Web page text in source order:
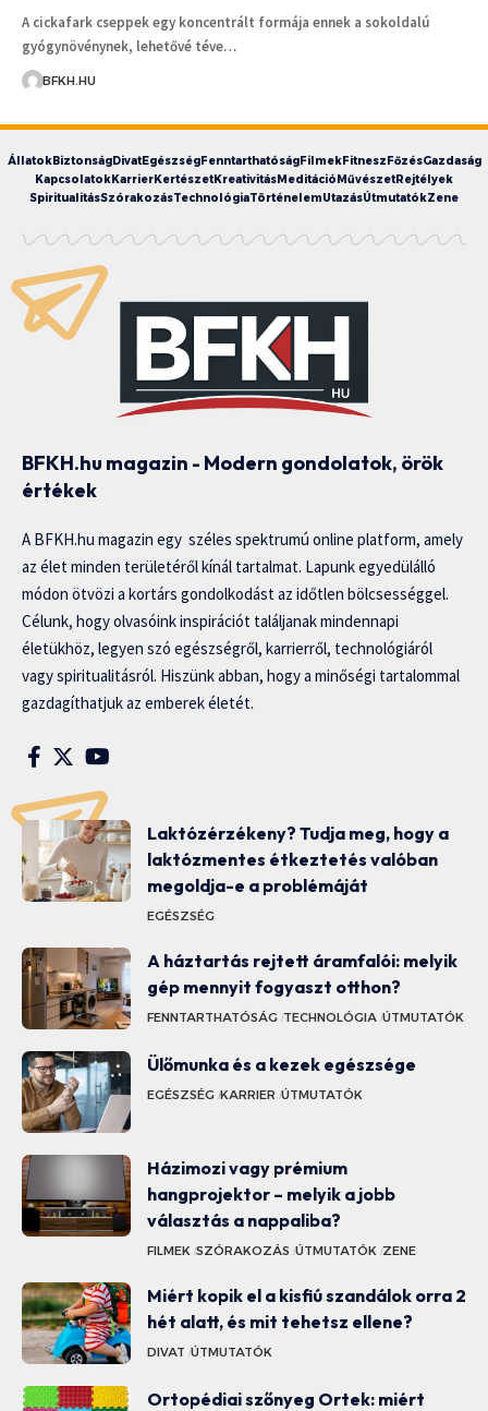
A cickafark cseppek egy koncentrált formája ennek a sokoldalú
gyógynövénynek, lehetővé téve…
BFKH.HU
ÁllatokBiztonságDivatEgészségFenntarthatóságFilmekFitneszFőzésGazdaság
KapcsolatokKarrierKertészetKreativitásMeditációMűvészetRejtélyek
SpiritualitásSzórakozásTechnológiaTörténelemUtazásÚtmutatókZene
BFKH.hu magazin - Modern gondolatok, örök
értékek
A BFKH.hu magazin egy széles spektrumú online platform, amely
az élet minden területéről kínál tartalmat. Lapunk egyedülálló
módon ötvözi a kortárs gondolkodást az időtlen bölcsességgel.
Célunk, hogy olvasóink inspirációt találjanak mindennapi
életükhöz, legyen szó egészségről, karrierről, technológiáról
vagy spiritualitásról. Hiszünk abban, hogy a minőségi tartalommal
gazdagíthatjuk az emberek életét.
Laktózérzékeny? Tudja meg, hogy a
laktózmentes étkeztetés valóban
megoldja-e a problémáját
EGÉSZSÉG
A háztartás rejtett áramfalói: melyik
gép mennyit fogyaszt otthon?
FENNTARTHATÓSÁG TECHNOLÓGIA ÚTMUTATÓK
Ülőmunka és a kezek egészsége
EGÉSZSÉG KARRIER ÚTMUTATÓK
Házimozi vagy prémium
hangprojektor – melyik a jobb
választás a nappaliba?
FILMEK SZÓRAKOZÁS ÚTMUTATÓK ZENE
Miért kopik el a kisfiú szandálok orra 2
hét alatt, és mit tehetsz ellene?
DIVAT ÚTMUTATÓK
Ortopédiai szőnyeg Ortek: miért